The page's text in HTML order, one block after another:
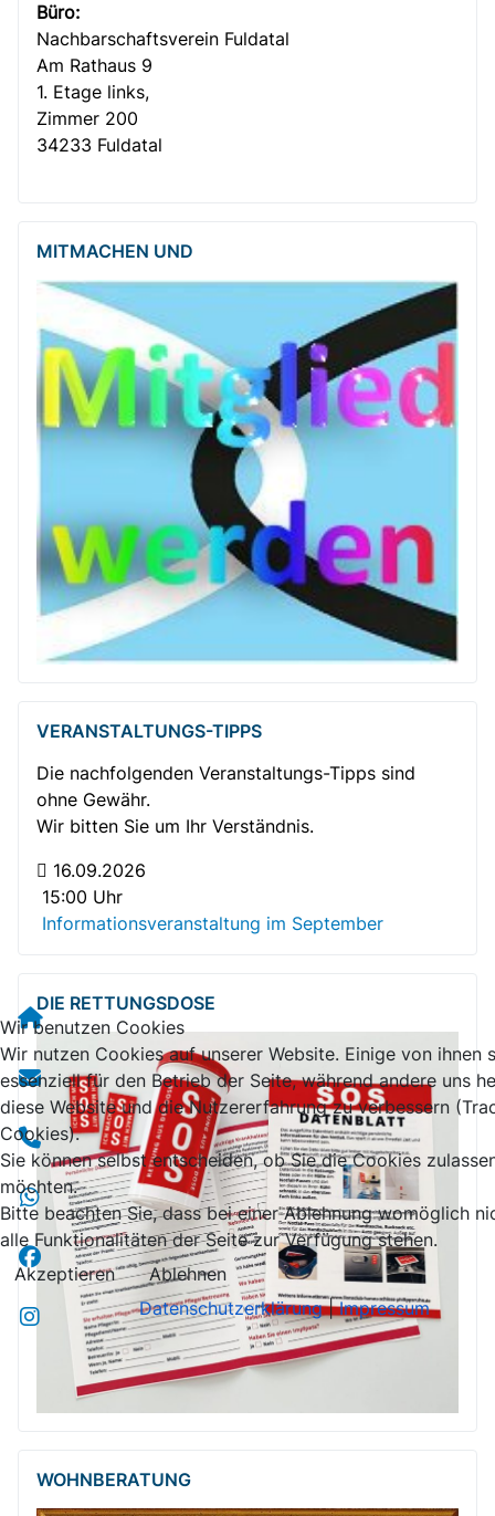
Büro:
Nachbar­­schafts­verein Fuldatal
Am Rathaus 9
1. Etage links,
Zimmer 200
34233 Fuldatal
MITMACHEN UND
VERANSTALTUNGS-TIPPS
Die nachfolgenden Veranstaltungs-Tipps sind
ohne Gewähr.
Wir bitten Sie um Ihr Verständnis.
16.09.2026
15:00 Uhr
Informationsveranstaltung im September
DIE RETTUNGSDOSE
WOHNBERATUNG
Wir benutzen Cookies
Wir nutzen Cookies auf unserer Website. Einige von ihnen
essenziell für den Betrieb der Seite, während andere uns
diese Website und die Nutzererfahrung zu verbessern
Cookies).
Sie können selbst entscheiden, ob Sie die Cookies
möchten.
Bitte beachten Sie, dass bei einer Ablehnung womöglich
alle Funktionalitäten der Seite zur Verfügung stehen.
Akzeptieren
Ablehnen
Datenschutzerklärung|Impressum